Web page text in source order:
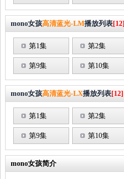
mono女孩高清蓝光-LM播放列表[12]
第1集 第2集
第9集 第10集
mono女孩高清蓝光-LX播放列表[12]
第1集 第2集
第9集 第10集
mono女孩简介